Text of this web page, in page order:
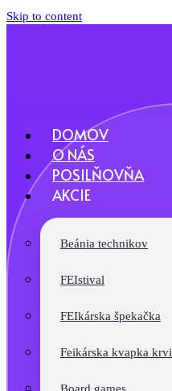
Skip to content
DOMOV
O NÁS
POSILŇOVŇA
AKCIE
Beánia technikov
FEIstival
FEIkárska špekačka
Feikárska kvapka krvi
Board games